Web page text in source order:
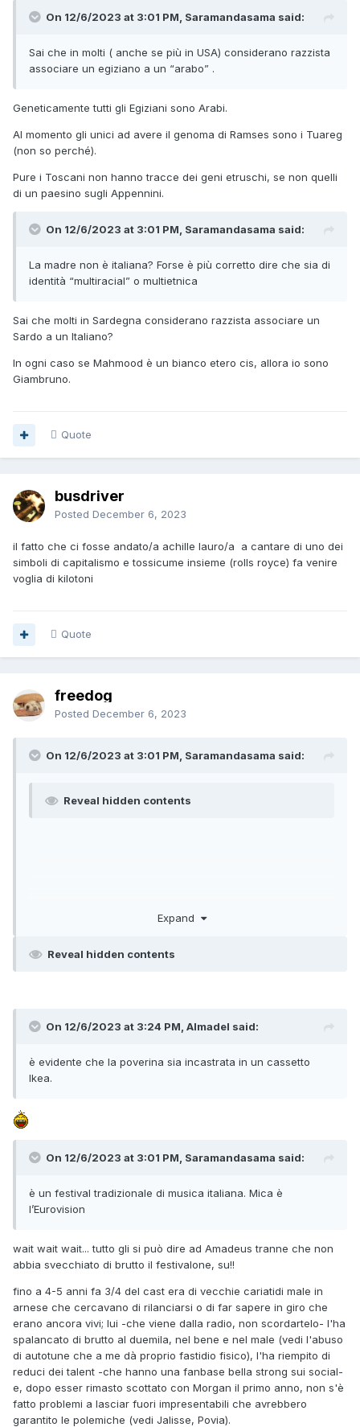
On 12/6/2023 at 3:01 PM, Saramandasama said:
Sai che in molti ( anche se più in USA) considerano razzista
associare un egiziano a un “arabo” .
Geneticamente tutti gli Egiziani sono Arabi.
Al momento gli unici ad avere il genoma di Ramses sono i Tuareg
(non so perché).
Pure i Toscani non hanno tracce dei geni etruschi, se non quelli
di un paesino sugli Appennini.
On 12/6/2023 at 3:01 PM, Saramandasama said:
La madre non è italiana? Forse è più corretto dire che sia di
identità “multiracial” o multietnica
Sai che molti in Sardegna considerano razzista associare un
Sardo a un Italiano?
In ogni caso se Mahmood è un bianco etero cis, allora io sono
Giambruno.
Quote
busdriver
Posted December 6, 2023
il fatto che ci fosse andato/a achille lauro/a a cantare di uno dei
simboli di capitalismo e tossicume insieme (rolls royce) fa venire
voglia di kilotoni
Quote
freedog
Posted December 6, 2023
On 12/6/2023 at 3:01 PM, Saramandasama said:
Reveal hidden contents
Expand
Reveal hidden contents
On 12/6/2023 at 3:24 PM, Almadel said:
è evidente che la poverina sia incastrata in un cassetto
Ikea.
On 12/6/2023 at 3:01 PM, Saramandasama said:
è un festival tradizionale di musica italiana. Mica è
l’Eurovision
wait wait wait... tutto gli si può dire ad Amadeus tranne che non
abbia svecchiato di brutto il festivalone, su!!
fino a 4-5 anni fa 3/4 del cast era di vecchie cariatidi male in
arnese che cercavano di rilanciarsi o di far sapere in giro che
erano ancora vivi; lui -che viene dalla radio, non scordartelo- l'ha
spalancato di brutto al duemila, nel bene e nel male (vedi l'abuso
di autotune che a me dà proprio fastidio fisico), l'ha riempito di
reduci dei talent -che hanno una fanbase bella strong sui social-
e, dopo esser rimasto scottato con Morgan il primo anno, non s'è
fatto problemi a lasciar fuori impresentabili che avrebbero
garantito le polemiche (vedi Jalisse, Povia).